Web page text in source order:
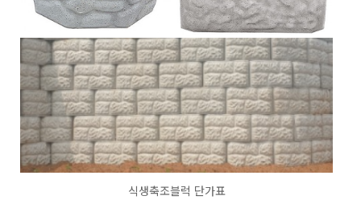
식생축조블럭 단가표